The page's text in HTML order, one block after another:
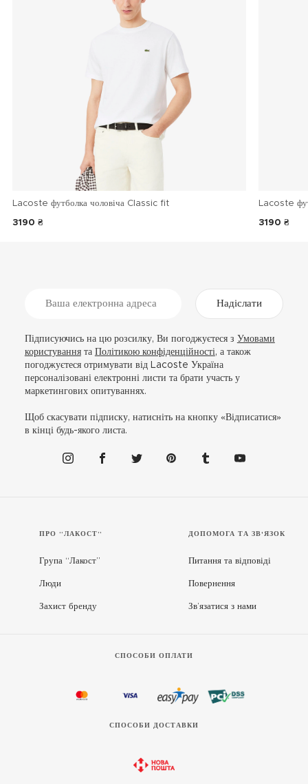
Lacoste футболка чоловіча Classic fit
3190 ₴
Lacoste
3190 ₴
Надіслати
Підписуючись на цю розсилку, Ви погоджуєтеся з Умовами
користуваннята Політикою конфіденційності, а також
погоджуєтеся отримувати від Lacoste Україна
персоналізовані електронні листи та брати участь у
маркетингових опитуваннях.
Щоб скасувати підписку, натисніть на кнопку «Відписатися»
в кінці будь-якого листа.
ПРО “ЛАКОСТ”
Група “Лакост”
Люди
Захист бренду
ДОПОМОГА ТА ЗВ'ЯЗОК
Питання та відповіді
Повернення
Зв’язатися з нами
СПОСОБИ ОПЛАТИ
СПОСОБИ ДОСТАВКИ